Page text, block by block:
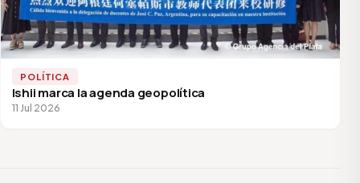
POLÍTICA
Ishii marca la agenda geopolítica
11 Jul 2026